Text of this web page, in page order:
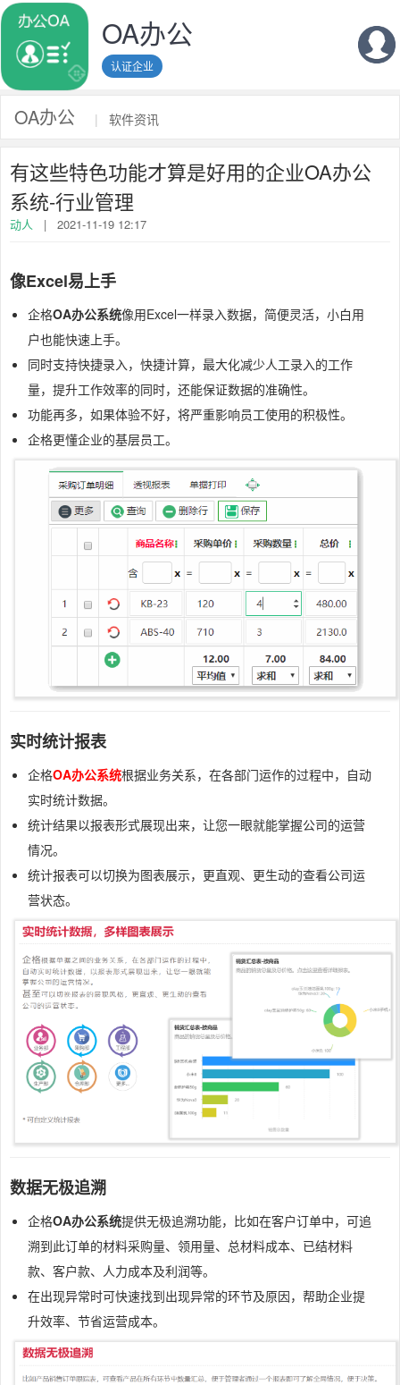
OA办公
认证企业
OA办公 | 软件资讯
有这些特色功能才算是好用的企业OA办公
系统-行业管理
动人 | 2021-11-19 12:17
像Excel易上手
企格OA办公系统像用Excel一样录入数据，简便灵活，小白用
户也能快速上手。
同时支持快捷录入，快捷计算，最大化减少人工录入的工作
量，提升工作效率的同时，还能保证数据的准确性。
功能再多，如果体验不好，将严重影响员工使用的积极性。
企格更懂企业的基层员工。
实时统计报表
企格OA办公系统根据业务关系，在各部门运作的过程中，自动
实时统计数据。
统计结果以报表形式展现出来，让您一眼就能掌握公司的运营
情况。
统计报表可以切换为图表展示，更直观、更生动的查看公司运
营状态。
数据无极追溯
企格OA办公系统提供无极追溯功能，比如在客户订单中，可追
溯到此订单的材料采购量、领用量、总材料成本、已结材料
款、客户款、人力成本及利润等。
在出现异常时可快速找到出现异常的环节及原因，帮助企业提
升效率、节省运营成本。